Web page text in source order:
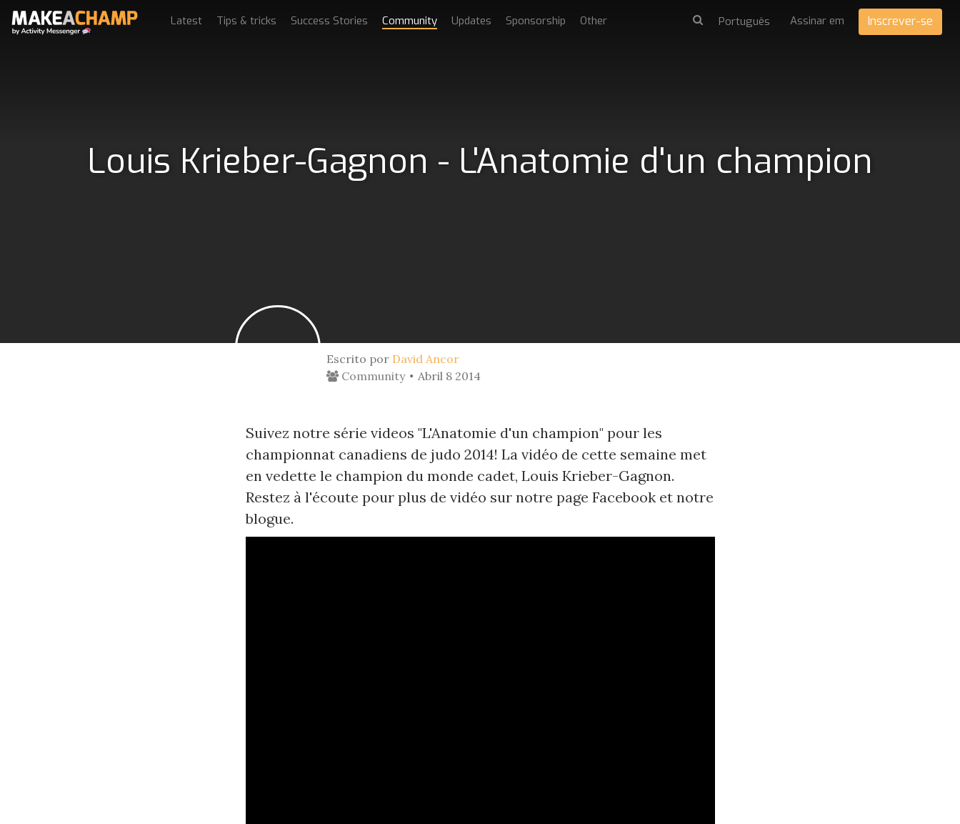
Latest Tips & tricks Success Stories Community Updates Sponsorship Other Assinar em Inscrever-se
Louis Krieber-Gagnon - L'Anatomie d'un champion
Escrito por David Ancor
Community
Abril 8 2014
Suivez notre série videos "L'Anatomie d'un champion" pour les
championnat canadiens de judo 2014! La vidéo de cette semaine met
en vedette le champion du monde cadet, Louis Krieber-Gagnon.
Restez à l'écoute pour plus de vidéo sur notre page Facebook et notre
blogue.